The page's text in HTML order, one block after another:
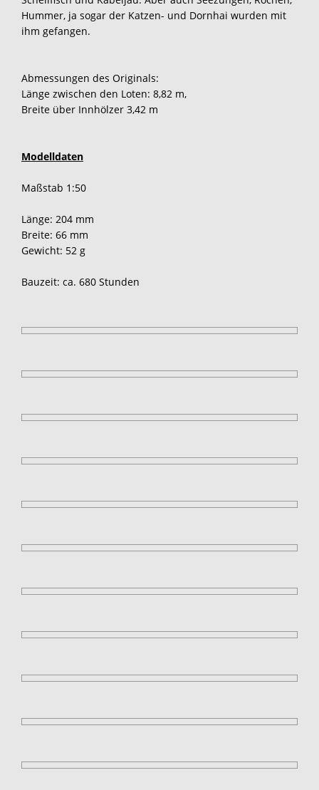
Hummer, ja sogar der Katzen- und Dornhai wurden mit
ihm gefangen.
Abmessungen des Originals:
Länge zwischen den Loten: 8,82 m,
Breite über Innhölzer 3,42 m
Modelldaten
Maßstab 1:50
Länge: 204 mm
Breite: 66 mm
Gewicht: 52 g
Bauzeit: ca. 680 Stunden